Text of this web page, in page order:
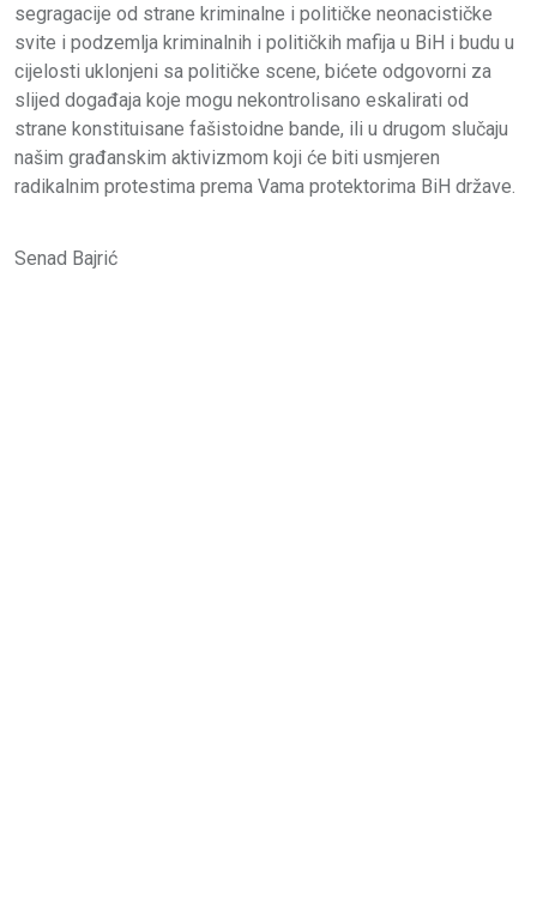
segragacije od strane kriminalne i političke neonacističke
svite i podzemlja kriminalnih i političkih mafija u BiH i budu u
cijelosti uklonjeni sa političke scene, bićete odgovorni za
slijed događaja koje mogu nekontrolisano eskalirati od
strane konstituisane fašistoidne bande, ili u drugom slučaju
našim građanskim aktivizmom koji će biti usmjeren
radikalnim protestima prema Vama protektorima BiH države.
Senad Bajrić